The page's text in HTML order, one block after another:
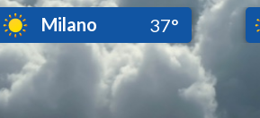
Milano 37°